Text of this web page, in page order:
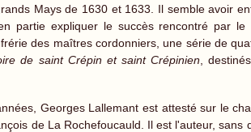
Mays de 1630 et 1633. Il semble avoir
partie expliquer le succès rencontré par
des maîtres cordonniers, une série de
de saint Crépin et saint Crépinien ,
Georges Lallemant est attesté sur le
de La Rochefoucauld. Il est l'auteur,